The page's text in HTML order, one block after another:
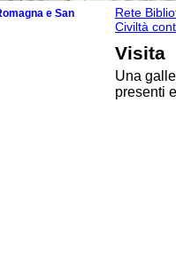
Rete
Civiltà
Visita
Una
presenti
e San